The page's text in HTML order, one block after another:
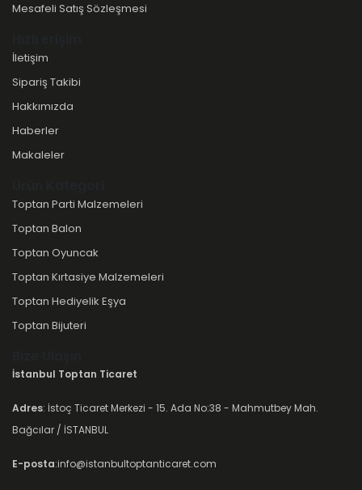
Mesafeli Satış Sözleşmesi
İletişim
Sipariş Takibi
Hakkımızda
Haberler
Makaleler
Toptan Parti Malzemeleri
Toptan Balon
Toptan Oyuncak
Toptan Kırtasiye Malzemeleri
Toptan Hediyelik Eşya
Toptan Bijuteri
İstanbul Toptan Ticaret
Adres: İstoç Ticaret Merkezi - 15. Ada No:38 - Mahmutbey Mah.
Bağcılar / İSTANBUL
E-posta:info@istanbultoptanticaret.com